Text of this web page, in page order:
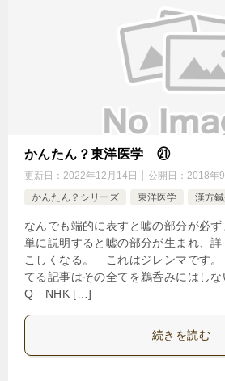
かんたん？東洋医学 ㉑
更新日： 2022年12月14日 公開日： 2018年
かんたん？シリーズ
東洋医学 漢方
なんでも端的に表すと嘘の部分が
単に説明すると嘘の部分が生まれ、
こしくなる。 これはジレンマです。
てる記事はその全てを鵜呑みにはしな
Q NHK […]
続きを読む